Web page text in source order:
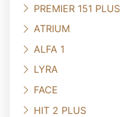
PREMIER 151 PLUS
ATRIUM
ALFA 1
LYRA
FACE
HIT 2 PLUS